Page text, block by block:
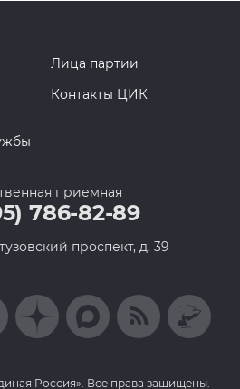
Лица партии
Контакты ЦИК
приемная
786-82-89
проспект, д. 39
Россия». Все права защищены.